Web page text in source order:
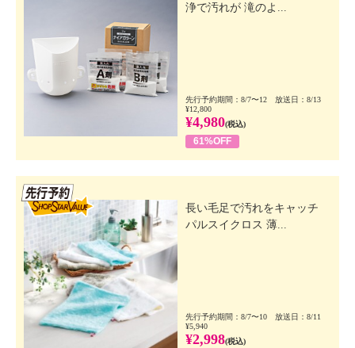
浄で汚れが 滝のよ...
先行予約期間：8/7〜12 放送日：8/13
¥12,800
¥4,980(税込)
61%OFF
長い毛足で汚れをキャッチ
パルスイクロス 薄...
先行予約期間：8/7〜10 放送日：8/11
¥5,940
¥2,998(税込)